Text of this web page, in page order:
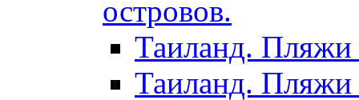
островов.
Таиланд. Пляжи
Таиланд.